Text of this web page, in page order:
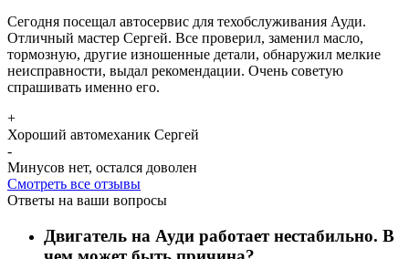
Сегодня посещал автосервис для техобслуживания Ауди.
Отличный мастер Сергей. Все проверил, заменил масло,
тормозную, другие изношенные детали, обнаружил мелкие
неисправности, выдал рекомендации. Очень советую
спрашивать именно его.
+
Хороший автомеханик Сергей
-
Минусов нет, остался доволен
Смотреть все отзывы
Ответы на ваши вопросы
Двигатель на Ауди работает нестабильно. В